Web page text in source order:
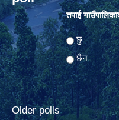
तपाई
Choices
छु
छैन
Older polls